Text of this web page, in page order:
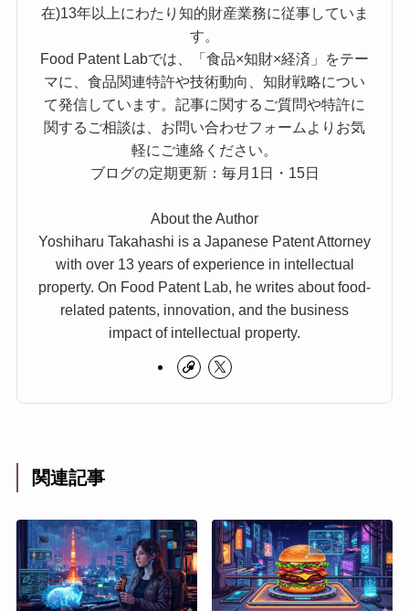
在)13年以上にわたり知的財産業務に従事していま
す。
Food Patent Labでは、「食品×知財×経済」をテー
マに、食品関連特許や技術動向、知財戦略につい
て発信しています。記事に関するご質問や特許に
関するご相談は、お問い合わせフォームよりお気
軽にご連絡ください。
ブログの定期更新：毎月1日・15日
About the Author
Yoshiharu Takahashi is a Japanese Patent Attorney
with over 13 years of experience in intellectual
property. On Food Patent Lab, he writes about food-
related patents, innovation, and the business
impact of intellectual property.
関連記事